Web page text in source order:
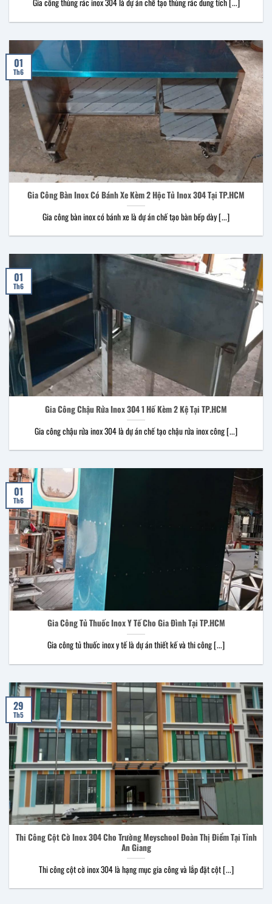
Gia công thùng rác inox 304 là dự án chế tạo thùng rác dung tích [...]
Gia Công Bàn Inox Có Bánh Xe Kèm 2 Hộc Tủ Inox 304 Tại TP.HCM
Gia công bàn inox có bánh xe là dự án chế tạo bàn bếp dày [...]
01
Th6
Gia Công Chậu Rửa Inox 304 1 Hố Kèm 2 Kệ Tại TP.HCM
Gia công chậu rửa inox 304 là dự án chế tạo chậu rửa inox công [...]
01
Th6
Gia Công Tủ Thuốc Inox Y Tế Cho Gia Đình Tại TP.HCM
Gia công tủ thuốc inox y tế là dự án thiết kế và thi công [...]
01
Th6
Thi Công Cột Cờ Inox 304 Cho Trường Meyschool Đoàn Thị Điểm Tại Tỉnh
An Giang
Thi công cột cờ inox 304 là hạng mục gia công và lắp đặt cột [...]
29
Th5